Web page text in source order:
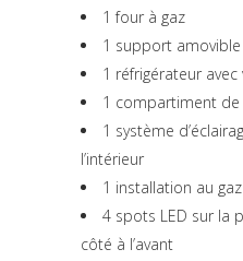
1 four à gaz
1 support
1 réfrigérateur avec
1 compartiment de
1 système
l’intérieur
1 installation au gaz
4 spots LED sur la
côté à l’avant